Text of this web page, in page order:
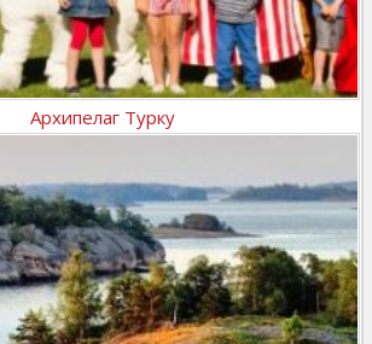
Архипелаг Турку